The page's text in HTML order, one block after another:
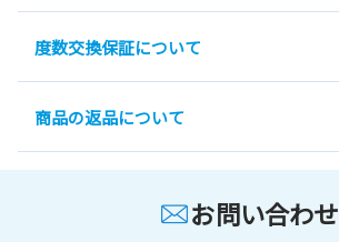
度数交換保証について
商品の返品について
お問い合わせ